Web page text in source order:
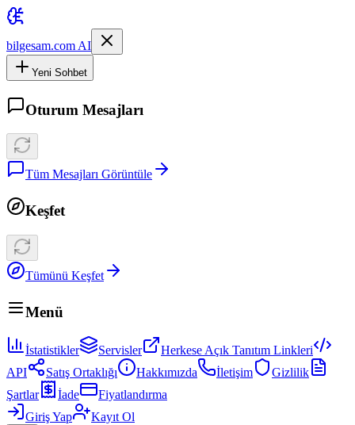
bilgesam.com AI
Yeni Sohbet
Oturum Mesajları
Tüm Mesajları Görüntüle
Keşfet
Tümünü Keşfet
Menü
İstatistikler Servisler
Herkese Açık Tanıtım Linkleri
API
Satış Ortaklığı Hakkımızda İletişim
Gizlilik
Şartlar
İade
Fiyatlandırma
Giriş Yap
Kayıt Ol